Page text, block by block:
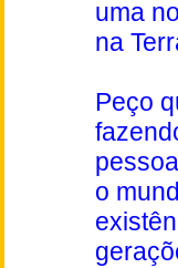
uma
na
Peço
o